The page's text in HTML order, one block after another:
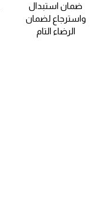
ضمان استبدال
واسترجاع لضمان
الرضاء التام